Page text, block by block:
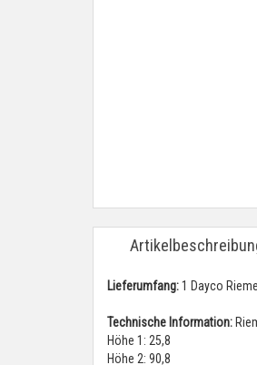
Lieferumfang:1 Dayco
Technische Information:
Höhe 1: 25,8
Höhe 2: 90,8